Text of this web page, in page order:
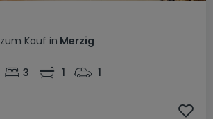
zum Kauf in Merzig
3 1 1